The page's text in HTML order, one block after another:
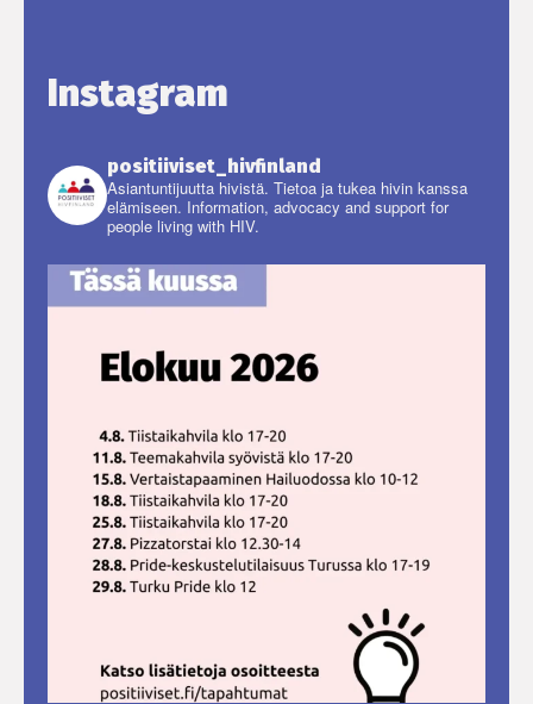
Instagram
positiiviset_hivfinland
Asiantuntijuutta hivistä. Tietoa ja tukea hivin kanssa
elämiseen. Information, advocacy and support for
people living with HIV.